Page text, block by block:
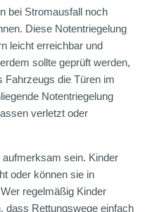
bei Stromausfall noch
Diese Notentriegelung
leicht erreichbar und
sollte geprüft werden,
Fahrzeugs die Türen im
Notentriegelung
verletzt oder
sein. Kinder
oder können sie in
regelmäßig Kinder
dass Rettungswege einfach